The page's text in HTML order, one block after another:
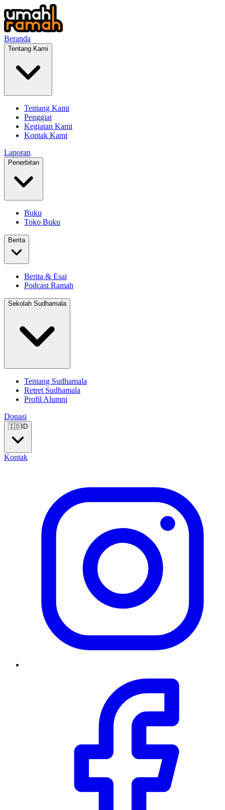
Beranda
Tentang Kami
Tentang Kami
Penggiat
Kegiatan Kami
Kontak Kami
Laporan
Penerbitan
Buku
Toko Buku
Berita
Berita & Esai
Podcast Ramah
Sekolah Sudhamala
Tentang Sudhamala
Retret Sudhamala
Profil Alumni
Donasi
🇮🇩ID
Kontak